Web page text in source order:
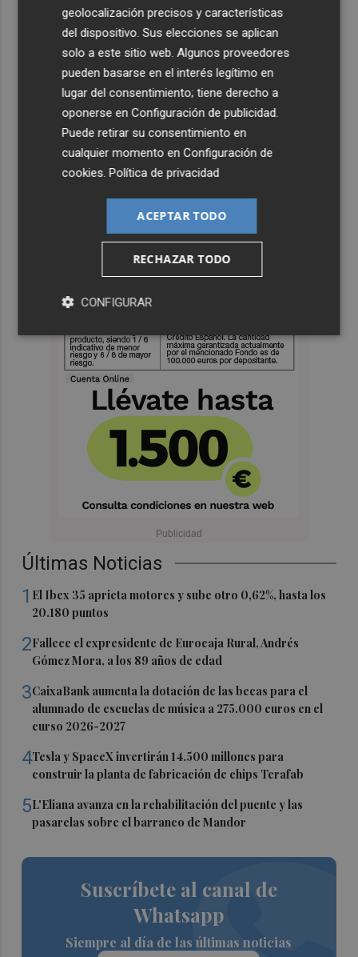
Últimas Noticias
1 El Ibex 35 aprieta motores y sube otro 0,62%, hasta los
20.180 puntos
2Fallece el expresidente de Eurocaja Rural, Andrés
Gómez Mora, a los 89 años de edad
3CaixaBank aumenta la dotación de las becas para el
alumnado de escuelas de música a 275.000 euros en el
curso 2026-2027
4Tesla y SpaceX invertirán 14.500 millones para
construir la planta de fabricación de chips Terafab
5L'Eliana avanza en la rehabilitación del puente y las
pasarelas sobre el barranco de Mandor
Suscríbete al canal de
Whatsapp
Siempre al día de las últimas noticias
geolocalización precisos y características
del dispositivo. Sus elecciones se aplican
solo a este sitio web. Algunos proveedores
pueden basarse en el interés legítimo en
lugar del consentimiento; tiene derecho a
oponerse enConfiguración de publicidad.
Puede retirar su consentimiento en
cualquier momento enConfiguración de
cookies.Política de privacidad
ACEPTAR TODO
RECHAZAR TODO
CONFIGURAR